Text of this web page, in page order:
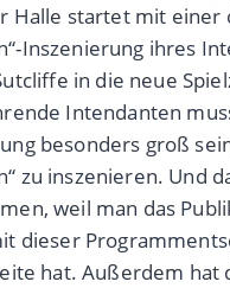
Halle startet mit einer
Inszenierung ihres
in die neue
Intendanten
besonders groß
zu inszenieren. Und
weil man das
dieser
hat. Außerdem hat